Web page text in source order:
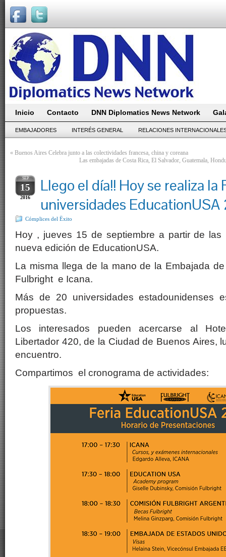
Inicio Contacto DNN Diplomatics News Network
EMBAJADORES INTERÉS GENERAL RELACIONES
« Buenos Aires Celebra junto a las colectividades francesa, china y coreana
Las embajadas de Costa Rica, El Salvador, Guatemala,
SEP
15
2016
Llego el día!! Hoy se realiza la
universidades EducationUSA
Cómplices del Ëxito
Hoy , jueves 15 de septiembre a partir de
nueva edición de EducationUSA.
La misma llega de la mano de la Embajada
Fulbright e Icana.
Más de 20 universidades estadounidenses
propuestas.
Los interesados pueden acercarse al
Libertador 420, de la Ciudad de Buenos Aires,
encuentro.
Compartimos el cronograma de actividades: